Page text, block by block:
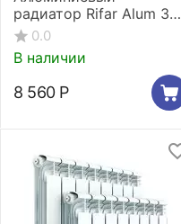
радиатор Rifar Alum 350
8 секций
0.0
В наличии
8 560 Р